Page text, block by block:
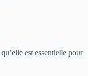
est essentielle pour